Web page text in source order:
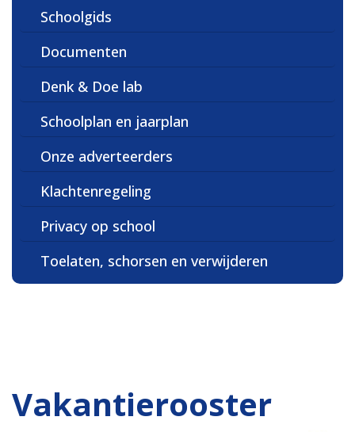
Schoolgids
Documenten
Denk & Doe lab
Schoolplan en jaarplan
Onze adverteerders
Klachtenregeling
Privacy op school
Toelaten, schorsen en verwijderen
Vakantierooster